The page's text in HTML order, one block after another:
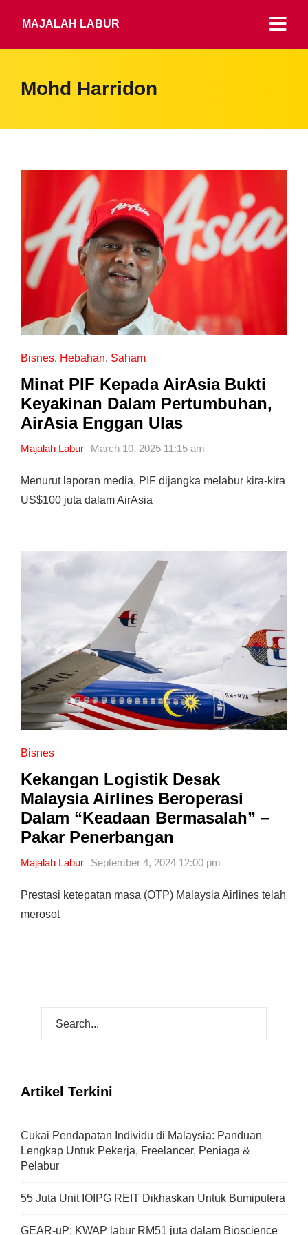
MAJALAH LABUR
Mohd Harridon
Bisnes, Hebahan, Saham
Minat PIF Kepada AirAsia Bukti
Keyakinan Dalam Pertumbuhan,
AirAsia Enggan Ulas
Majalah Labur March 10, 2025 11:15 am
Menurut laporan media, PIF dijangka melabur kira-kira
US$100 juta dalam AirAsia
Bisnes
Kekangan Logistik Desak
Malaysia Airlines Beroperasi
Dalam “Keadaan Bermasalah” –
Pakar Penerbangan
Majalah Labur September 4, 2024 12:00 pm
Prestasi ketepatan masa (OTP) Malaysia Airlines telah
merosot
Artikel Terkini
Cukai Pendapatan Individu di Malaysia: Panduan
Lengkap Untuk Pekerja, Freelancer, Peniaga &
Pelabur
55 Juta Unit IOIPG REIT Dikhaskan Untuk Bumiputera
GEAR-uP: KWAP labur RM51 juta dalam Bioscience